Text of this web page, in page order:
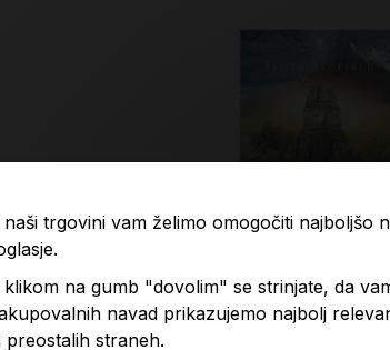
naši trgovini vam želimo omogočiti
klikom na gumb "dovolim" se strinjate, da
navad prikazujemo najbolj
preostalih straneh.